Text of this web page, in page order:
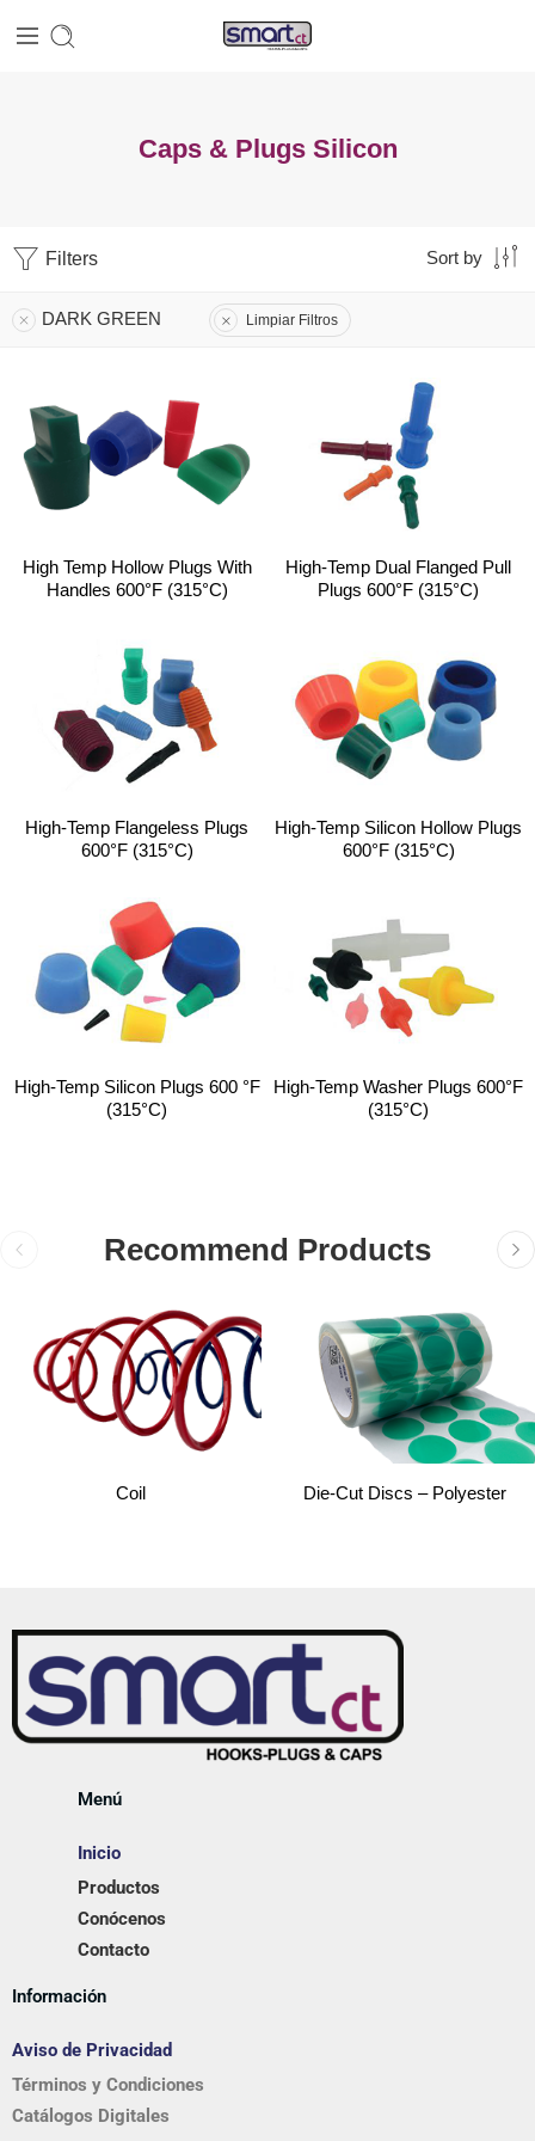
Caps & Plugs Silicon
Filters Sort by
DARK GREEN Limpiar Filtros
High Temp Hollow Plugs With
Handles 600°F (315°C)
High-Temp Dual Flanged Pull
Plugs 600°F (315°C)
High-Temp Flangeless Plugs
600°F (315°C)
High-Temp Silicon Hollow Plugs
600°F (315°C)
High-Temp Silicon Plugs 600 °F
(315°C)
High-Temp Washer Plugs 600°F
(315°C)
Recommend Products
Coil Die-Cut Discs – Polyester
Menú
Inicio
Productos
Conócenos
Contacto
Información
Aviso de Privacidad
Términos y Condiciones
Catálogos Digitales